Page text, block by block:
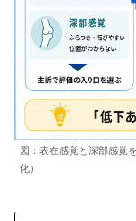
図：表在感覚と深部感覚
化）